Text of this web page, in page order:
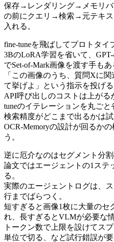
保存→レンダリング→メモリバ
の前にクエリ→検索→元テキ
入れる。
fine-tuneを飛ばしてプロトタイ
3BのLoRA学習を省いて、GPT-
でSet-of-Mark画像を渡す手もあ
「この画像のうち、質問Xに
て挙げよ」という指示を投げる
API呼び出しのコストは上がる
tuneのイテレーションを丸ごと
検索精度がどこまで出るかは
OCR-Memoryの設計が回るか
う。
逆に厄介なのはセグメント分割
論文ではエージェントの1ステ
る。
実際のエージェントログは、
行までばらつく。
短すぎると画像1枚に大量のセ
れ、長すぎるとVLMが必要な
トークン数で上限を設けてス
単位で切る、など試行錯誤が要